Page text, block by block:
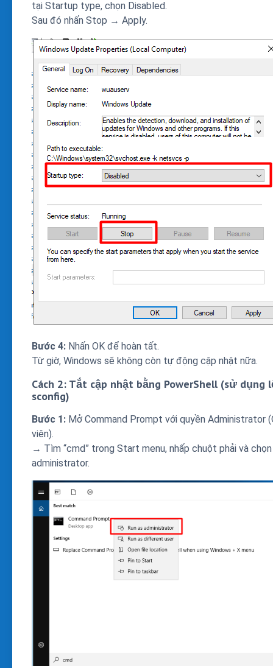
tại Startup type, chọn Disabled.
Sau đó nhấn Stop → Apply.
Bước 4: Nhấn OK để hoàn tất.
Từ giờ, Windows sẽ không còn tự động cập nhật nữa.
Cách 2: Tắt cập nhật bằng PowerShell (sử dụng
sconfig)
Bước 1: Mở Command Prompt với quyền Administrator
viên).
→ Tìm “cmd” trong Start menu, nhấp chuột phải và chọn
administrator.